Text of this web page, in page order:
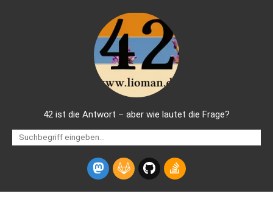
42 ist die Antwort – aber wie lautet die Frage?